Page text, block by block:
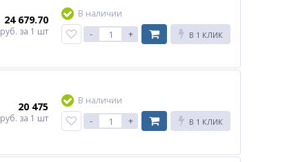
24 679.70
руб. за 1 шт
В наличии
- + В 1 КЛИК
20 475
руб. за 1 шт
В наличии
- + В 1 КЛИК